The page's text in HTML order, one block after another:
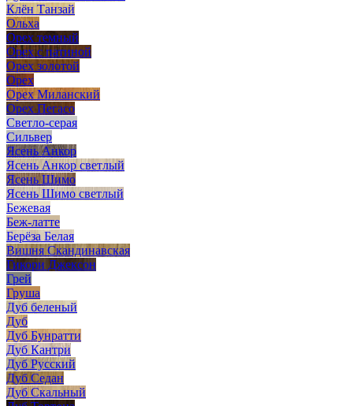
Клён Танзай
Ольха
Орех темный
Орех с патиной
Орех золотой
Орех
Орех Миланский
Орех Пегасо
Светло-серая
Сильвер
Ясень Анкор
Ясень Анкор светлый
Ясень Шимо
Ясень Шимо светлый
Бежевая
Беж-латте
Берёза Белая
Вишня Скандинавская
Гикори Джексон
Грей
Груша
Дуб беленый
Дуб
Дуб Бунратти
Дуб Кантри
Дуб Русский
Дуб Седан
Дуб Скальный